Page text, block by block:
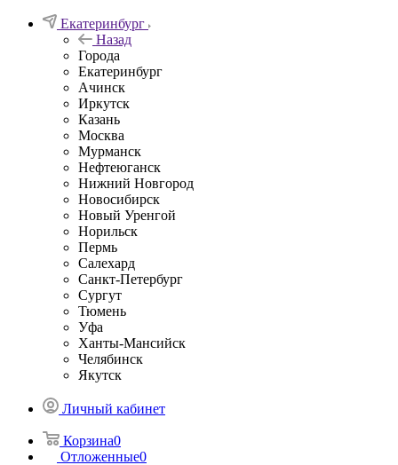
Екатеринбург
Назад
Города
Екатеринбург
Ачинск
Иркутск
Казань
Москва
Мурманск
Нефтеюганск
Нижний Новгород
Новосибирск
Новый Уренгой
Норильск
Пермь
Салехард
Санкт-Петербург
Сургут
Тюмень
Уфа
Ханты-Мансийск
Челябинск
Якутск
Личный кабинет
Корзина0
Отложенные0